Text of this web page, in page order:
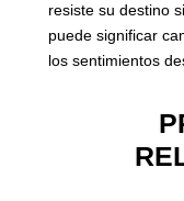
resiste su destino
puede significar
los sentimientos